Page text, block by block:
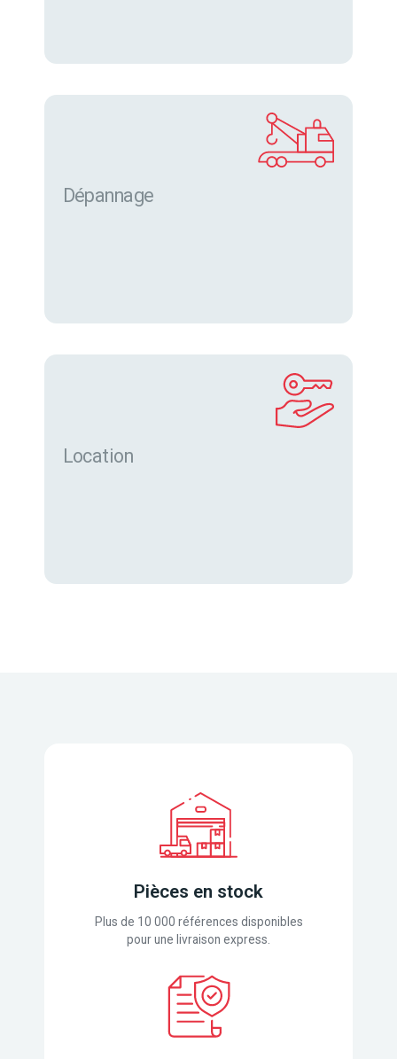
Dépannage
Location
Pièces en stock
Plus de 10 000 références disponibles
pour une livraison express.